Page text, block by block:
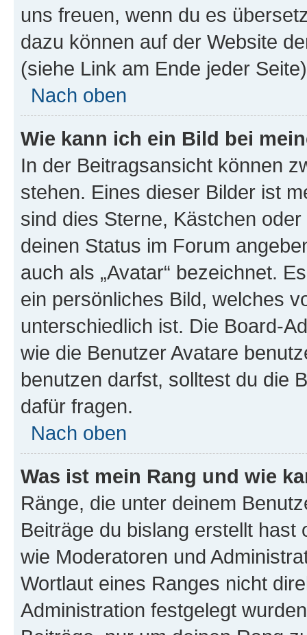
uns freuen, wenn du es
dazu können auf der Website
(siehe Link am Ende jeder
Nach oben
Wie kann ich ein Bild bei
In der Beitragsansicht können
stehen. Eines dieser Bilder ist
sind dies Sterne, Kästchen
deinen Status im Forum
auch als „Avatar“ bezeichnet.
ein persönliches Bild, welches
unterschiedlich ist. Die Board-
wie die Benutzer Avatare
benutzen darfst, solltest du die
dafür fragen.
Nach oben
Was ist mein Rang und wie
Ränge, die unter deinem
Beiträge du bislang erstellt
wie Moderatoren und
Wortlaut eines Ranges nicht
Administration festgelegt